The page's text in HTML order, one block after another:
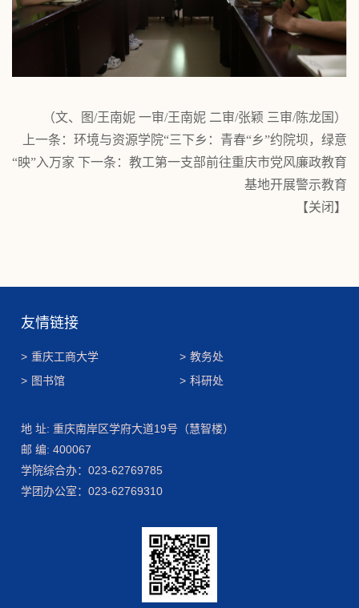
（文、图/王南妮 一审/王南妮 二审/张颖 三审/陈龙国）
上一条： 环境与资源学院“三下乡：青春“乡”约院坝，绿意
“映”入万家 下一条： 教工第一支部前往重庆市党风廉政教育
基地开展警示教育
【关闭 】
友情链接
> 重庆工商大学 > 教务处
> 图书馆 > 科研处
地 址: 重庆南岸区学府大道19号（慧智楼）
邮 编: 400067
学院综合办：023-62769785
学团办公室：023-62769310